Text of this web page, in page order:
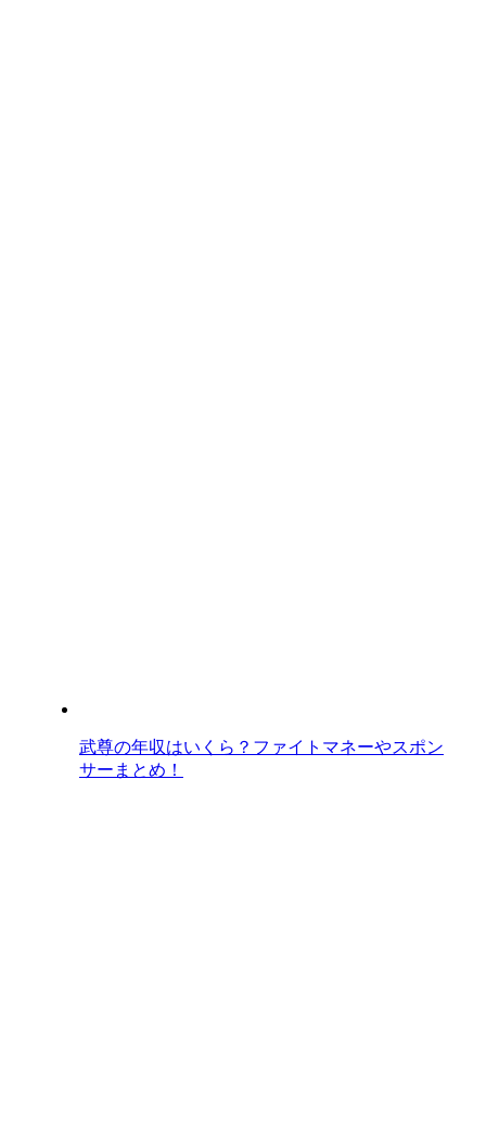
武尊の年収はいくら？ファイトマネーやスポン
サーまとめ！